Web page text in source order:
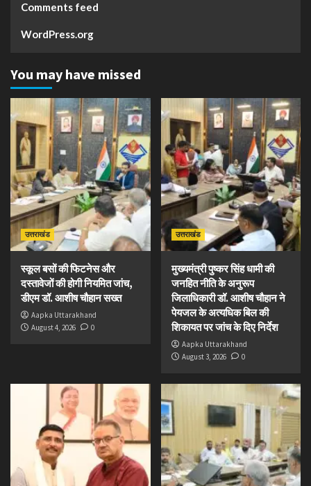
Comments feed
WordPress.org
You may have missed
उत्तराखंड
स्कूल बसों की फिटनेस और
दस्तावेजों की होगी नियमित जांच,
डीएम डॉ. आशीष चौहान सख्त
Aapka Uttarakhand
August 4, 2026
0
उत्तराखंड
मुख्यमंत्री पुष्कर सिंह धामी की
जनहित नीति के अनुरूप
जिलाधिकारी डॉ. आशीष चौहान ने
पेयजल के अत्यधिक बिल की
शिकायत पर जांच के दिए निर्देश
Aapka Uttarakhand
August 3, 2026
0